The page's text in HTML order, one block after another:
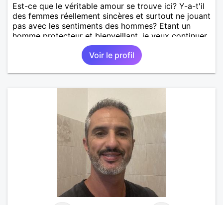
Est-ce que le véritable amour se trouve ici? Y-a-t'il
des femmes réellement sincères et surtout ne jouant
pas avec les sentiments des hommes? Etant un
homme protecteur et bienveillant, je veux continuer
d'y croire et pouvoir enfin former la petite famille
que je désir temps. Faux profil, profiteuse et autres
joyeuseté passer votre chemin, vous ne
m'intéressez pas du tout!
Voir le profil